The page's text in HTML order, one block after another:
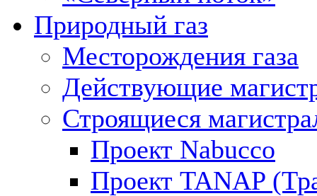
Природный газ
Месторождения газа
Действующие
Строящиеся
Проект Nabucco
Проект TANAP